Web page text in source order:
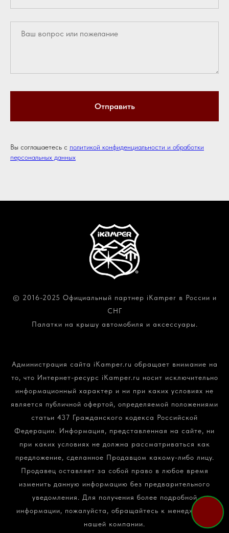
Отправить
Вы соглашаетесь с политикой конфиденциальности и обработки
персональных данных
© 2016-2025 Официальный партнер iKamper в России и
СНГ
Палатки на крышу автомобиля и аксессуары.
Администрация сайта iKamper.ru обращает внимание на
то, что Интернет-ресурс iKamper.ru носит исключительно
информационный характер и ни при каких условиях не
является публичной офертой, определяемой положениями
статьи 437 Гражданского кодекса Российской
Федерации. Информация, представленная на сайте, ни
при каких условиях не должна рассматриваться как
предложение, сделанное Продавцом какому-либо лицу.
Продавец оставляет за собой право в любое время
изменить данную информацию без предварительного
уведомления. Для получения более подробной
информации, пожалуйста, обращайтесь к менеджерам
нашей компании.